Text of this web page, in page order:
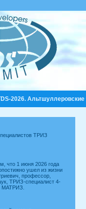
2026. Альтшуллеровские
ТРИЗ
что 1 июня 2026 года
ушел из жизни
профессор,
ТРИЗ-специалист 4-
МАТРИЗ.